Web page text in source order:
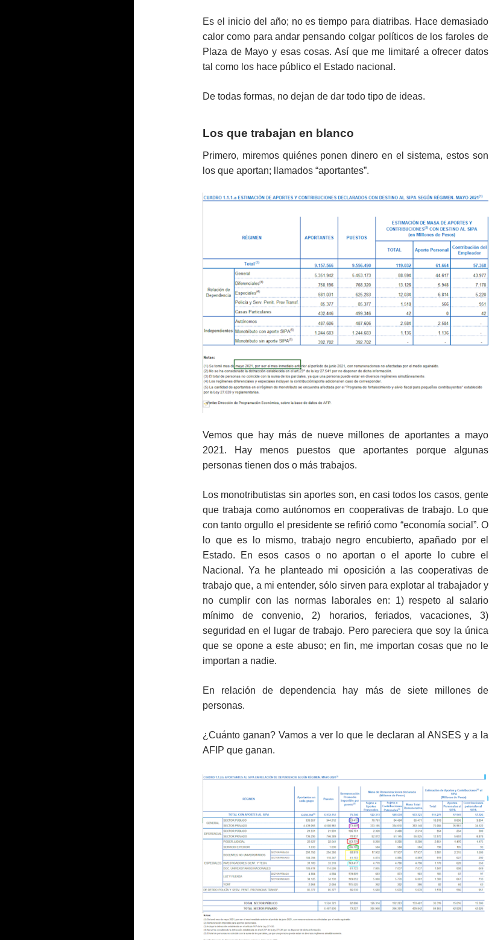
Es el inicio del año; no es tiempo para diatribas. Hace demasiado
calor como para andar pensando colgar políticos de los faroles de
Plaza de Mayo y esas cosas. Así que me limitaré a ofrecer datos
tal como los hace público el Estado nacional.
De todas formas, no dejan de dar todo tipo de ideas.
Los que trabajan en blanco
Primero, miremos quiénes ponen dinero en el sistema, estos son
los que aportan; llamados “aportantes”.
Vemos que hay más de nueve millones de aportantes a mayo
2021. Hay menos puestos que aportantes porque algunas
personas tienen dos o más trabajos.
Los monotributistas sin aportes son, en casi todos los casos, gente
que trabaja como autónomos en cooperativas de trabajo. Lo que
con tanto orgullo el presidente se refirió como “economía social”. O
lo que es lo mismo, trabajo negro encubierto, apañado por el
Estado. En esos casos o no aportan o el aporte lo cubre el
Nacional. Ya he planteado mi oposición a las cooperativas de
trabajo que, a mi entender, sólo sirven para explotar al trabajador y
no cumplir con las normas laborales en: 1) respeto al salario
mínimo de convenio, 2) horarios, feriados, vacaciones, 3)
seguridad en el lugar de trabajo. Pero pareciera que soy la única
que se opone a este abuso; en fin, me importan cosas que no le
importan a nadie.
En relación de dependencia hay más de siete millones de
personas.
¿Cuánto ganan? Vamos a ver lo que le declaran al ANSES y a la
AFIP que ganan.